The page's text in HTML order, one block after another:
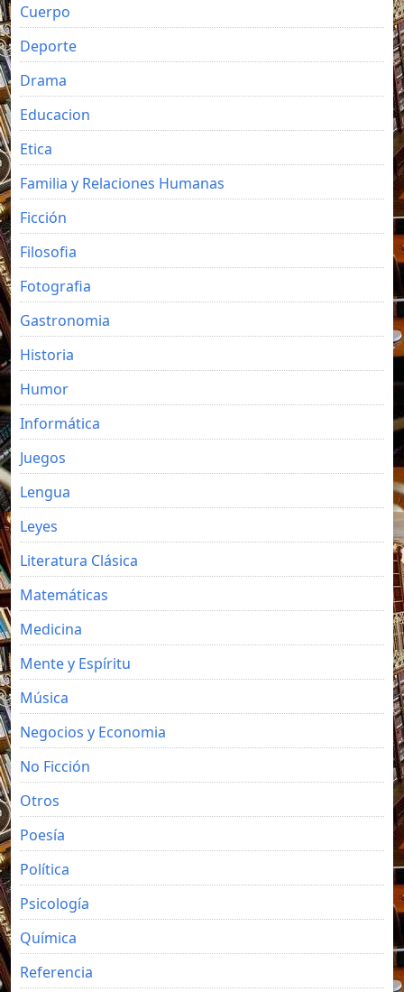
Cuerpo
Deporte
Drama
Educacion
Etica
Familia y Relaciones Humanas
Ficción
Filosofia
Fotografia
Gastronomia
Historia
Humor
Informática
Juegos
Lengua
Leyes
Literatura Clásica
Matemáticas
Medicina
Mente y Espíritu
Música
Negocios y Economia
No Ficción
Otros
Poesía
Política
Psicología
Química
Referencia